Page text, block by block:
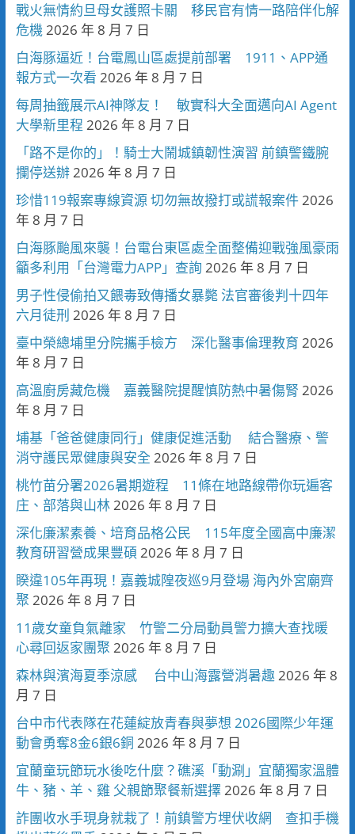
戰火無情約旦母女護照卡關 移民官有情一路陪伴化解
危機2026 年 8 月 7 日
白海豚逼近！台電鳳山區處提前部署 1911、APP通
報方式一次看 2026 年 8 月 7 日
每周抽籤展示AI神隊友！ 敏實科大全面邁向AI Agent
大學新里程 2026 年 8 月 7 日
「路不是你的」！騎士大鬧城鎮韌性演習 前鎮警鐵腕
攔停送辦2026 年 8 月 7 日
珍惜119報案專線資源 切勿無故撥打或謊報案件2026
年 8 月 7 日
白海豚颱風來襲！台電台東區處全面整備迎戰強風豪雨
籲多利用「台灣電力APP」查詢 2026 年 8 月 7 日
男子性侵偷拍又餵毒致傳播女暴斃 法官審後判十四年
六月徒刑 2026 年 8 月 7 日
臺中榮總埔里分院攜手檢方 深化醫事倫理教育 2026
年 8 月 7 日
高溫廚房藏危機 嘉義醫院提醒慎防熱中暑傷腎 2026
年 8 月 7 日
埔基「爸爸健康同行」健康促進活動 結合醫療、警
消守護民眾健康與安全 2026 年 8 月 7 日
桃竹苗分署2026暑期遊程 11條在地路線帶你玩遍客
庄、部落與山林2026 年 8 月 7 日
深化廉潔素養、培育品格公民 115年度全國高中廉潔
教育研習營成果豐碩 2026 年 8 月 7 日
睽違105年再現！嘉義城隍夜巡9月登場 海內外宮廟齊
聚 2026 年 8 月 7 日
11歲女童負氣離家 竹警二分局動員警力擴大查找暖
心尋回返家團聚 2026 年 8 月 7 日
森林與濱海夏季涼感 台中山海露營消暑趣2026 年 8
月 7 日
台中市代表隊在花蓮綻放青春與夢想 2026國際少年運
動會勇奪8金6銀6銅 2026 年 8 月 7 日
宜蘭童玩節玩水後吃什麼？礁溪「動涮」宜蘭獨家溫體
牛、豬、羊、雞 父親節聚餐新選擇2026 年 8 月 7 日
詐團收水手現身就栽了！前鎮警方埋伏收網 查扣手機